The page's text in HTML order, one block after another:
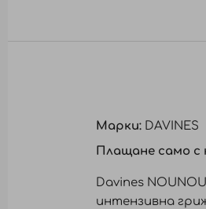
Марки: DAVINES
Плащане само с
Davines
интензивна